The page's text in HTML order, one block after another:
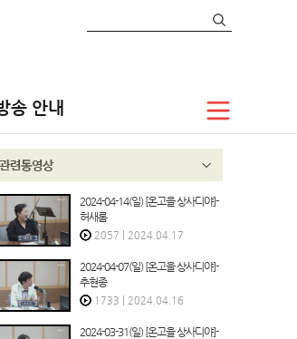
송 안내
2024-04-14(일) [온고을 상사디야]-
허새롬
2057 2024.04.17
2024-04-07(일) [온고을 상사디야]-
추현종
1733 2024.04.16
2024-03-31(일) [온고을 상사디야]-